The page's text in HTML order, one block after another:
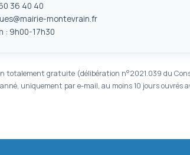
36 40 40
montevrain.fr
: 9h00-17h30
totalement gratuite (délibération n°2021.039 du
uniquement par e-mail, au moins 10 jours ouvrés